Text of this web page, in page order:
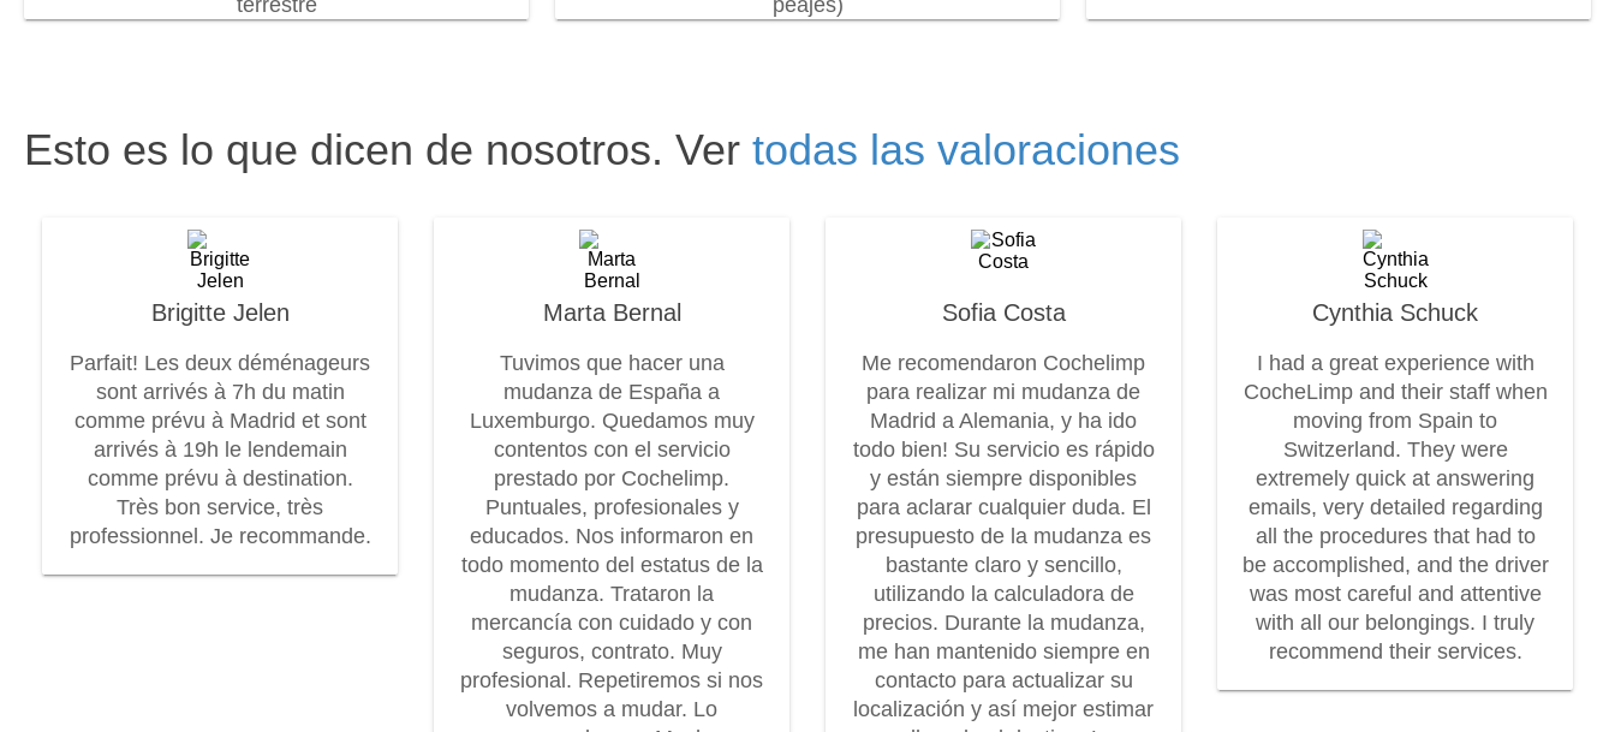
Esto es lo que dicen de nosotros. Ver todas las valoraciones
Brigitte Jelen
Parfait! Les deux déménageurs
sont arrivés à 7h du matin
comme prévu à Madrid et sont
arrivés à 19h le lendemain
comme prévu à destination.
Très bon service, très
professionnel. Je recommande.
Marta Bernal
Tuvimos que hacer una
mudanza de España a
Luxemburgo. Quedamos muy
contentos con el servicio
prestado por Cochelimp.
Puntuales, profesionales y
educados. Nos informaron en
todo momento del estatus de la
mudanza. Trataron la
mercancía con cuidado y con
seguros, contrato. Muy
profesional. Repetiremos si nos
volvemos a mudar. Lo
Sofia Costa
Me recomendaron Cochelimp
para realizar mi mudanza de
Madrid a Alemania, y ha ido
todo bien! Su servicio es rápido
y están siempre disponibles
para aclarar cualquier duda. El
presupuesto de la mudanza es
bastante claro y sencillo,
utilizando la calculadora de
precios. Durante la mudanza,
me han mantenido siempre en
contacto para actualizar su
localización y así mejor estimar
Cynthia Schuck
I had a great experience with
CocheLimp and their staff when
moving from Spain to
Switzerland. They were
extremely quick at answering
emails, very detailed regarding
all the procedures that had to
be accomplished, and the driver
was most careful and attentive
with all our belongings. I truly
recommend their services.